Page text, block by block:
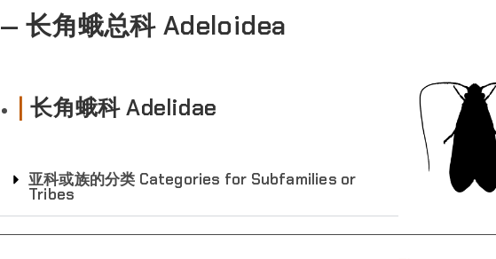
— 长角蛾总科 Adeloidea
|长角蛾科 Adelidae
亚科或族的分类 Categories for Subfamilies or
Tribes